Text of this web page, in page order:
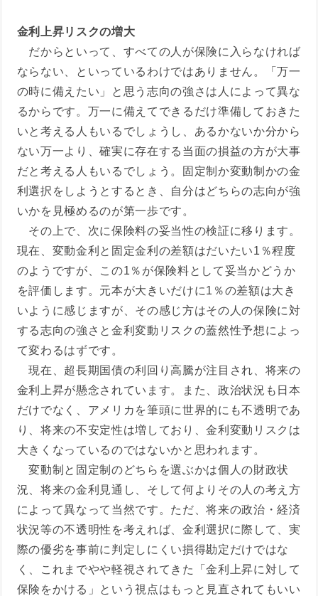
金利上昇リスクの増大
だからといって、すべての人が保険に入らなければ
ならない、といっているわけではありません。「万一
の時に備えたい」と思う志向の強さは人によって異な
るからです。万一に備えてできるだけ準備しておきた
いと考える人もいるでしょうし、あるかないか分から
ない万一より、確実に存在する当面の損益の方が大事
だと考える人もいるでしょう。固定制か変動制かの金
利選択をしようとするとき、自分はどちらの志向が強
いかを見極めるのが第一歩です。
その上で、次に保険料の妥当性の検証に移ります。
現在、変動金利と固定金利の差額はだいたい1％程度
のようですが、この1％が保険料として妥当かどうか
を評価します。元本が大きいだけに1％の差額は大き
いように感じますが、その感じ方はその人の保険に対
する志向の強さと金利変動リスクの蓋然性予想によっ
て変わるはずです。
現在、超長期国債の利回り高騰が注目され、将来の
金利上昇が懸念されています。また、政治状況も日本
だけでなく、アメリカを筆頭に世界的にも不透明であ
り、将来の不安定性は増しており、金利変動リスクは
大きくなっているのではないかと思われます。
変動制と固定制のどちらを選ぶかは個人の財政状
況、将来の金利見通し、そして何よりその人の考え方
によって異なって当然です。ただ、将来の政治・経済
状況等の不透明性を考えれば、金利選択に際して、実
際の優劣を事前に判定しにくい損得勘定だけではな
く、これまでやや軽視されてきた「金利上昇に対して
保険をかける」という視点はもっと見直されてもいい